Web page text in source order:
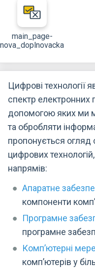
main_page-
nova_doplnovacka
Цифрові
спектр електронних
допомогою яких ми
та обробляти
пропонується огляд
цифрових
напрямів:
Апаратне
компоненти
Програмне
програмне
Комп’ютерні
комп’ютерів у